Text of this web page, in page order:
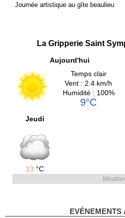
Journée artistique au gîte beaulieu
La Gripperie Saint
Aujourd'hui
Temps clair
Vent : 2.4 km/h
Humidité : 100%
9°C
Jeudi
13 °C
EVÉNEMENTS